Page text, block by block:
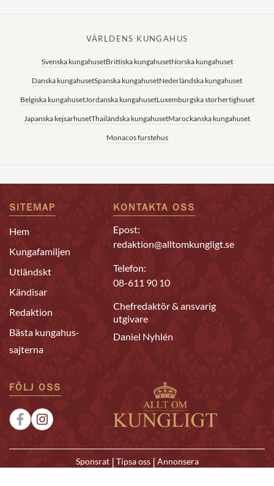
VÄRLDENS KUNGAHUS
Svenska kungahusetBrittiska kungahusetNorska kungahuset
Danska kungahusetSpanska kungahusetNederländska kungahuset
Belgiska kungahusetJordanska kungahusetLuxemburgska storhertighuset
Japanska kejsarhusetThailändska kungahusetMarockanska kungahuset
Monacos furstehus
SITEMAP
Hem
Kungafamiljen
Utländskt
Kändisar
Redaktion
Bästa kungahus-
sajterna
KONTAKTA OSS
Epost:
redaktion@alltomkungligt.se
Telefon:
08-611 90 10
Chefredaktör & ansvarig
utgivare
Daniel Nyhlén
FÖLJ OSS
Sponsrat | Tipsa oss | Annonsera